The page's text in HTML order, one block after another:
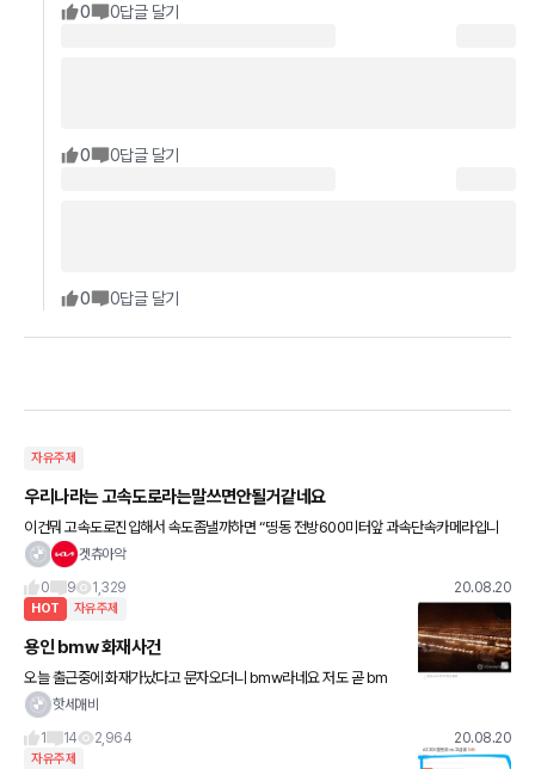
0 0답글 달기
0 0답글 달기
0 0답글 달기
자유주제
우리나라는 고속도로라는말쓰면안될거같네요
이건뭐 고속도로진입해서 속도좀낼까하면 “띵동 전방600미터앞 과속단속카메라입니
다”다지나고나서 또 밟아보려고재끼면 “띵동 전방1km앞 구간단속입니다” 탈출해서 또
겟츄아악
0
9 1,329 20.08.20
HOT 자유주제
용인 bmw 화재사건
오늘 출근중에 화재가났다고 문자오더니 bmw라네요 저도 곧 bm
오너가 될껀데 ㅎㅎ 그래도 요즘 화재보상은 확실해서 불안하진않네
세요
핫세애비
1
14 2,964 20.08.20
자유주제